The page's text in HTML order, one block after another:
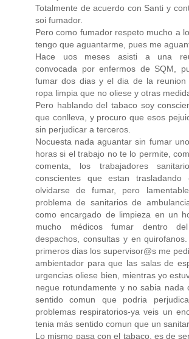
Totalmente de acuerdo con Santi y
soi fumador.
Pero como fumador respeto mucho a
tengo que aguantarme, pues me
Hace uos meses asisti a una
convocada por enfermos de SQM,
fumar dos dias y el dia de la reunion
ropa limpia que no oliese y otras
Pero hablando del tabaco soy
que conlleva, y procuro que esos
sin perjudicar a terceros.
Nocuesta nada aguantar sin fumar
horas si el trabajo no te lo permite,
comenta, los trabajadores
conscientes que estan trasladando
olvidarse de fumar, pero
problema de sanitarios de
como encargado de limpieza en un
mucho médicos fumar dentro
despachos, consultas y en
primeros dias los supervisor@s me
ambientador para que las salas de
urgencias oliese bien, mientras yo
negue rotundamente y no sabia nada
sentido comun que podria
problemas respiratorios-ya veis un
tenia más sentido comun que un
Lo mismo pasa con el tabaco, es de